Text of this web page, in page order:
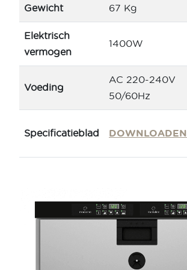
Gewicht 67 Kg
Elektrisch
vermogen
1400W
Voeding
AC 220-240V
50/60Hz
Specificatieblad DOWNLOADEN